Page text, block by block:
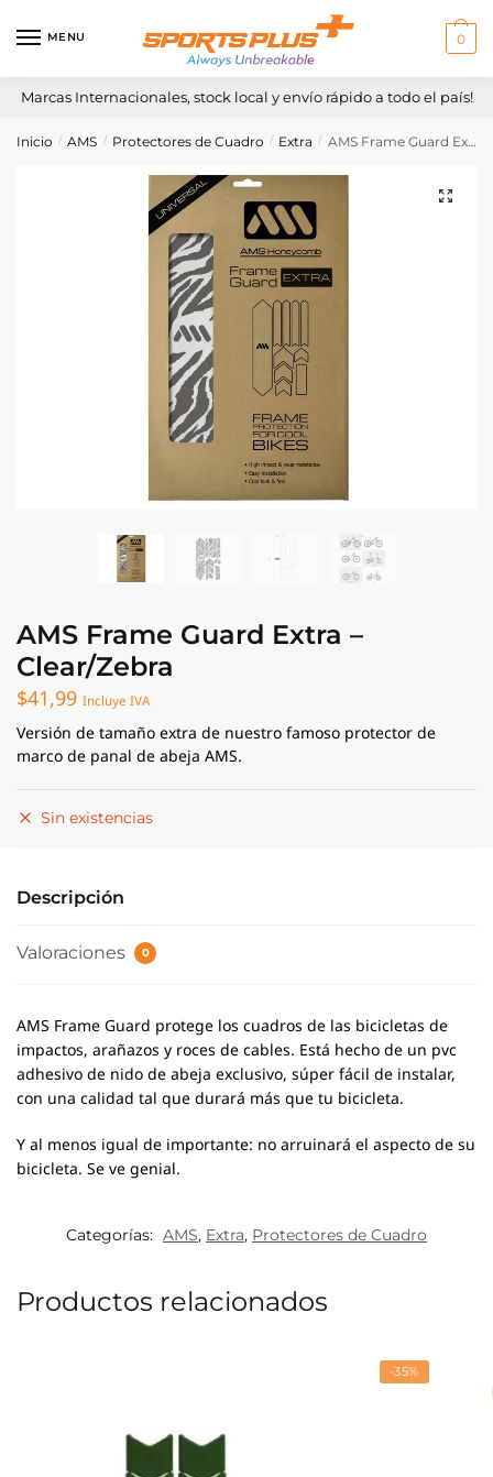
MENU 0
Marcas Internacionales, stock local y envío rápido a todo el país!
Inicio / AMS / Protectores de Cuadro / Extra / AMS Frame Guard Extra – Clear/Zebra
AMS Frame Guard Extra –
Clear/Zebra
$41,99 Incluye IVA
Versión de tamaño extra de nuestro famoso protector de
marco de panal de abeja AMS.
Sin existencias
Descripción
Valoraciones 0
AMS Frame Guard protege los cuadros de las bicicletas de
impactos, arañazos y roces de cables. Está hecho de un pvc
adhesivo de nido de abeja exclusivo, súper fácil de instalar,
con una calidad tal que durará más que tu bicicleta.
Y al menos igual de importante: no arruinará el aspecto de su
bicicleta. Se ve genial.
Categorías: AMS, Extra, Protectores de Cuadro
Productos relacionados
-35%